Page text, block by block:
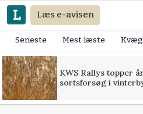
Læs e-avisen
Seneste Mest læste Kvæg
KWS Rallys topper
sortsforsøg i